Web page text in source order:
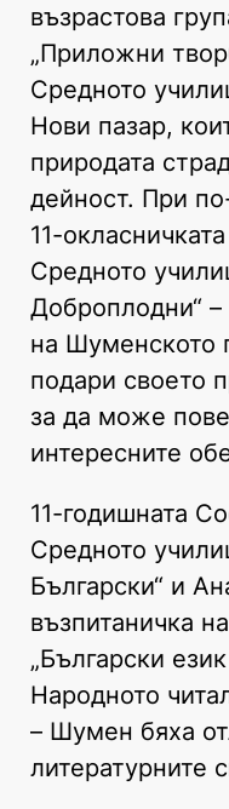
възрастова
„Приложни
Средното
Нови пазар,
природата
дейност. При
11-
Средното
Доброплодни“
на Шуменското
подари своето
за да може
интересните
11-годишната
Средното
Български“ и
възпитаничка
„Български
Народното
– Шумен бяха
литературните